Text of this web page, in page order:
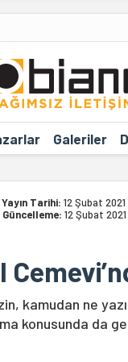
Galeriler
Yayın Tarihi: 12 Şubat 2021
Güncelleme: 12 Şubat 2021
kamudan ne
konusunda da